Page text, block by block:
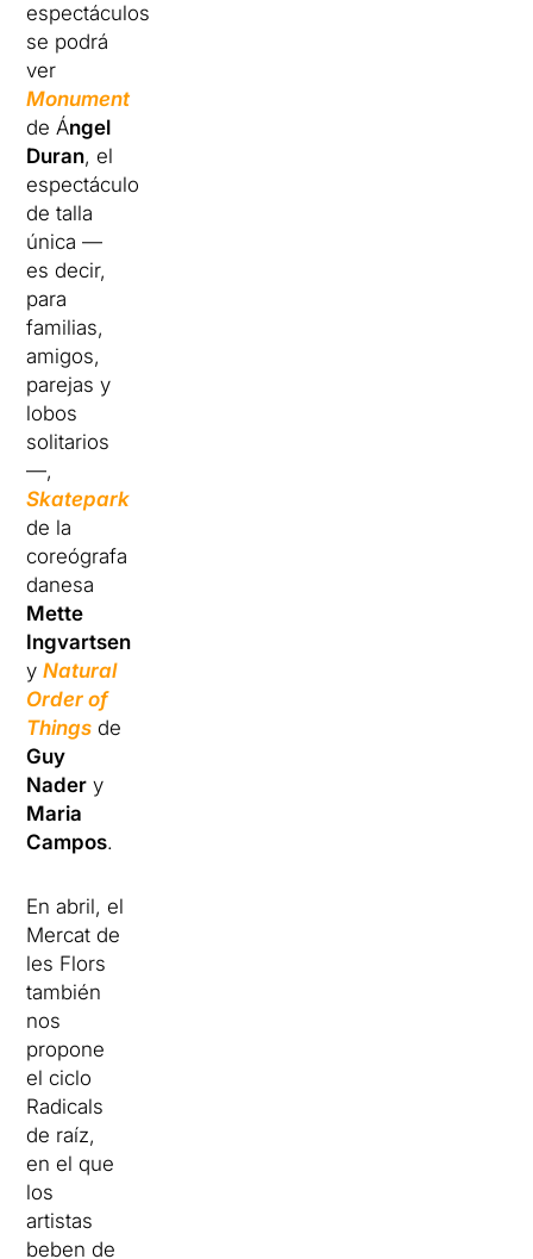
espectáculos,
se podrá
ver
Monument
de Ángel
Duran, el
espectáculo
de talla
única —
es decir,
para
familias,
amigos,
parejas y
lobos
solitarios
—,
Skatepark
de la
coreógrafa
danesa
Mette
Ingvartsen
yNatural
Order of
Things de
Guy
Nader y
Maria
Campos.
En abril, el
Mercat de
les Flors
también
nos
propone
el ciclo
Radicals
de raíz,
en el que
los
artistas
beben de